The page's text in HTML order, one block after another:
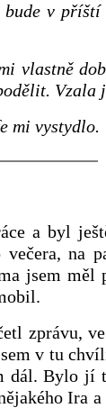
v
vlastně
Vzala
mi vystydlo.
a byl
večera, na
jsem měl
zprávu,
v tu
dál. Bylo jí
Ira